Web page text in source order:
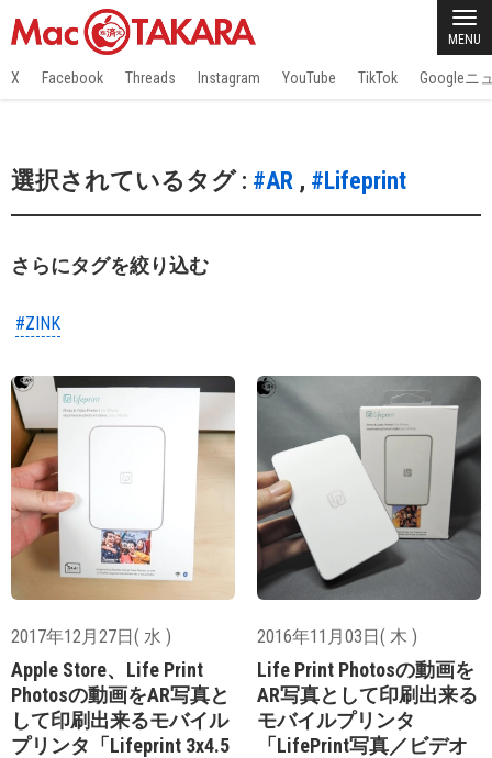
MENU
X Facebook Threads Instagram YouTube TikTok Googleニ
選択されているタグ : #AR , #Lifeprint
さらにタグを絞り込む
#ZINK
2017年12月27日( 水 )
Apple Store、Life Print
Photosの動画をAR写真と
して印刷出来るモバイル
プリンタ「Lifeprint 3x4.5
2016年11月03日( 木 )
Life Print Photosの動画を
AR写真として印刷出来る
モバイルプリンタ
「LifePrint写真／ビデオ